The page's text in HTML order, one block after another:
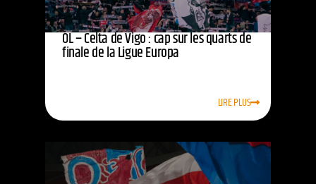
OL – Celta de Vigo : cap sur les quarts de
finale de la Ligue Europa
LIRE PLUS